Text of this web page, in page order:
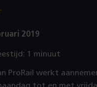
2019
1 minuut
ProRail werkt